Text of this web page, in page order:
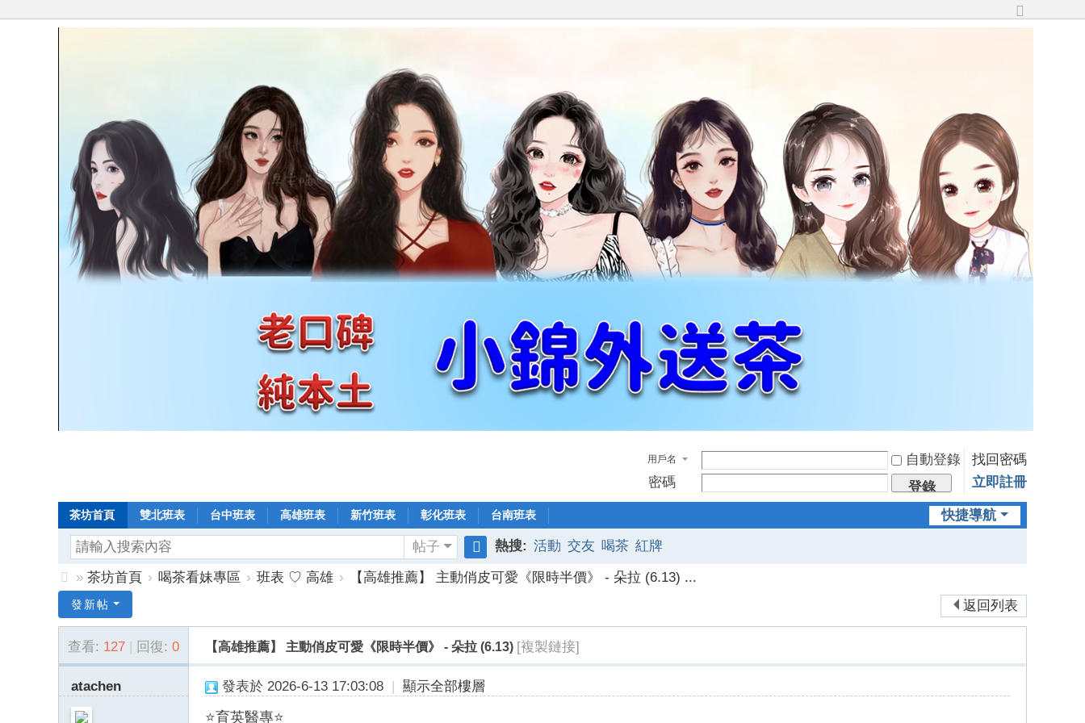
切
用戶名 自動登錄
找回密碼
密碼
登錄 立即註冊
快捷導航
茶坊首頁 雙北班表 台中班表 高雄班表 新竹班表 彰化班表 台南班表
帖子
搜
熱搜: 活動 交友 喝茶 紅牌
年
老
口
碑
» 茶坊首頁 › 喝茶看妹專區 › 班表 ♡ 高雄 ›
【高雄推薦】 主動俏皮可愛《限時半價》 - 朵拉 (6.13) ...
返回列表
發新帖
查看: 127 | 回復: 0 【高雄推薦】 主動俏皮可愛《限時半價》 - 朵拉 (6.13) [複製鏈接]
atachen 發表於 2026-6-13 17:03:08 | 顯示全部樓層
⭐育英醫專⭐